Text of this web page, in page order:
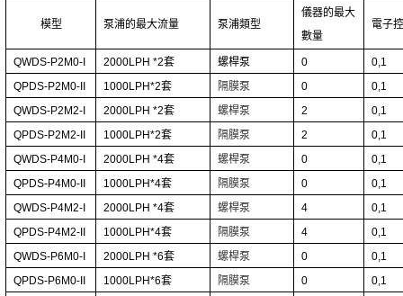
模型 泵浦的最大流量 泵浦類型
儀器的最大
數量
電子
QWDS-P2M0-I 2000LPH *2套 螺桿泵 0
0,1
QPDS-P2M0-II
1000LPH*2套 隔膜泵 0
0,1
QWDS-P2M2-I
2000LPH *2套 螺桿泵 2
0,1
QPDS-P2M2-II
1000LPH*2套 隔膜泵 2
0,1
QWDS-P4M0-I
2000LPH *4套 螺桿泵 0
0,1
QPDS-P4M0-II
1000LPH*4套 隔膜泵 0
0,1
QWDS-P4M2-I
2000LPH *4套 螺桿泵 4
0,1
QPDS-P4M2-II
1000LPH*4套 隔膜泵 4
0,1
QWDS-P6M0-I
2000LPH *6套 螺桿泵 0
0,1
QPDS-P6M0-II
1000LPH*6套 隔膜泵 0
0,1